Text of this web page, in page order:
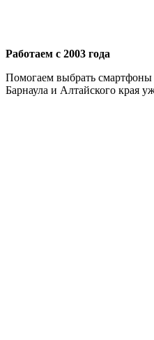
Работаем с 2003 года
Помогаем выбрать
Барнаула и Алтайского края